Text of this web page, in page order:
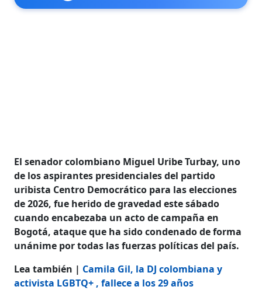
El senador colombiano Miguel Uribe Turbay, uno
de los aspirantes presidenciales del partido
uribista Centro Democrático para las elecciones
de 2026, fue herido de gravedad este sábado
cuando encabezaba un acto de campaña en
Bogotá, ataque que ha sido condenado de forma
unánime por todas las fuerzas políticas del país.
Lea también | Camila Gil, la DJ colombiana y
activista LGBTQ+ , fallece a los 29 años